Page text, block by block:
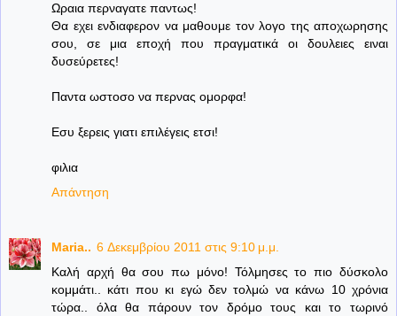
Ωραια περναγατε παντως!
Θα εχει ενδιαφερον να μαθουμε τον λογο της αποχωρησης
σου, σε μια εποχή που πραγματικά οι δουλειες ειναι
δυσεύρετες!
Παντα ωστοσο να περνας ομορφα!
Εσυ ξερεις γιατι επιλέγεις ετσι!
φιλια
Απάντηση
Maria.. 6 Δεκεμβρίου 2011 στις 9:10 μ.μ.
Καλή αρχή θα σου πω μόνο! Τόλμησες το πιο δύσκολο
κομμάτι.. κάτι που κι εγώ δεν τολμώ να κάνω 10 χρόνια
τώρα.. όλα θα πάρουν τον δρόμο τους και το τωρινό